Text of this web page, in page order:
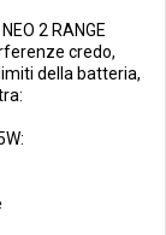
2 RANGE
credo,
della batteria,